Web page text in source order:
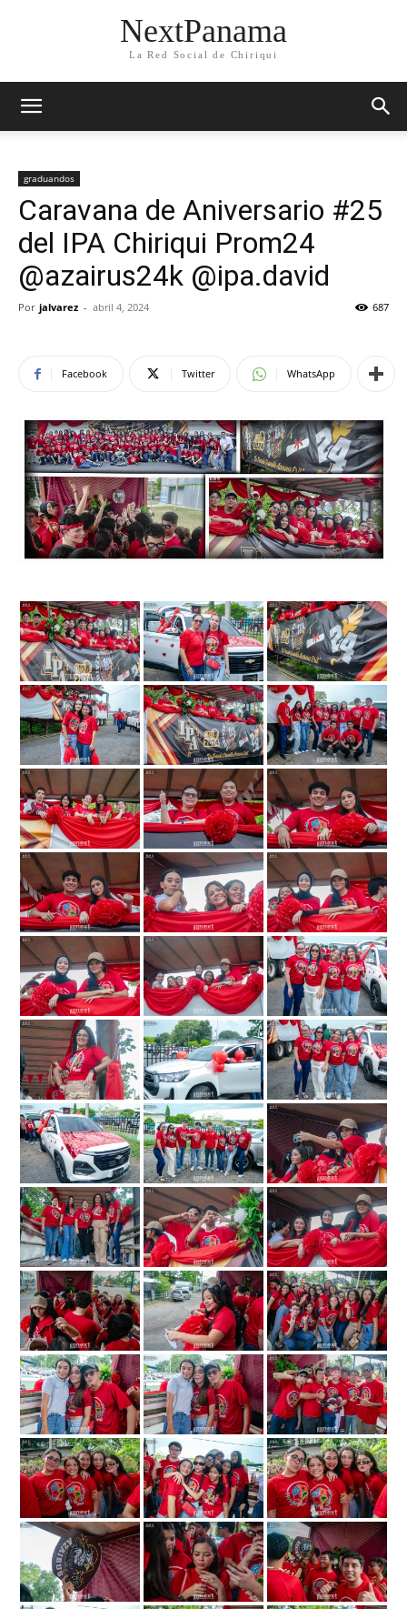
NextPanama
La Red Social de Chiriqui
graduandos
Caravana de Aniversario #25
del IPA Chiriqui Prom24
@azairus24k @ipa.david
Por jalvarez - abril 4, 2024 687
Facebook Twitter WhatsApp